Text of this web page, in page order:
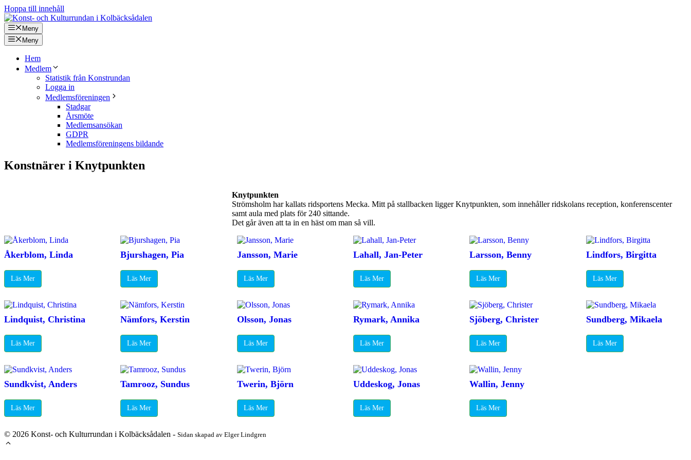
Hoppa till innehåll
Meny
Meny
Hem
Medlem
Statistik från Konstrundan
Logga in
Medlemsföreningen
Stadgar
Årsmöte
Medlemsansökan
GDPR
Medlemsföreningens bildande
Konstnärer i Knytpunkten
Knytpunkten
Strömsholm har kallats ridsportens Mecka. Mitt på stallbacken ligger Knytpunkten, som innehåller ridskolans reception, konferenscenter
samt aula med plats för 240 sittande.
Det går även att ta in en häst om man så vill.
Åkerblom, Linda
Läs Mer
Bjurshagen, Pia
Läs Mer
Jansson, Marie
Läs Mer
Lahall, Jan-Peter
Läs Mer
Larsson, Benny
Läs Mer
Lindfors, Birgitta
Läs Mer
Lindquist, Christina
Läs Mer
Nämfors, Kerstin
Läs Mer
Olsson, Jonas
Läs Mer
Rymark, Annika
Läs Mer
Sjöberg, Christer
Läs Mer
Sundberg, Mikaela
Läs Mer
Sundkvist, Anders
Läs Mer
Tamrooz, Sundus
Läs Mer
Twerin, Björn
Läs Mer
Uddeskog, Jonas
Läs Mer
Wallin, Jenny
Läs Mer
© 2026 Konst- och Kulturrundan i Kolbäcksådalen - Sidan skapad av Elger Lindgren